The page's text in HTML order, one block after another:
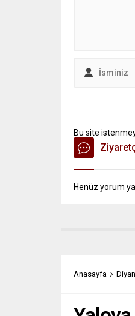
Bu site
Henüz yorum
Anasayfa